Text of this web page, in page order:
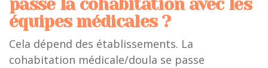
passe la cohabitation avec les
équipes médicales ?
Cela dépend des établissements. La
cohabitation médicale/doula se passe